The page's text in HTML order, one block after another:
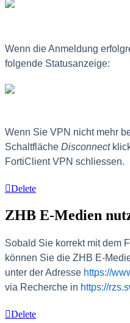
Wenn die Anmeldung
folgende Statusanzeige:
Wenn Sie VPN nicht mehr
Schaltfläche Disconnect
FortiClient VPN schliessen.
Delete
ZHB E-Medien
Sobald Sie korrekt mit dem
können Sie die ZHB E-
unter der Adresse https://
via Recherche in https://
Delete